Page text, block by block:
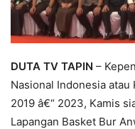
DUTA TV TAPIN –
Nasional Indonesia atau
2019 â€“ 2023, Kamis
Lapangan Basket Bur